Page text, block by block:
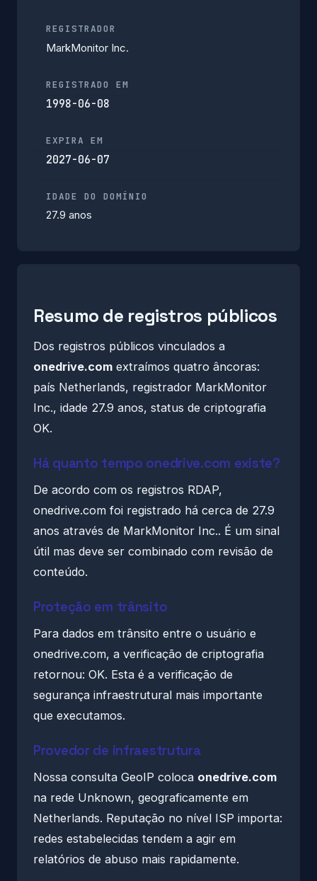
REGISTRADOR
MarkMonitor Inc.
REGISTRADO EM
1998-06-08
EXPIRA EM
2027-06-07
IDADE DO DOMÍNIO
27.9 anos
Resumo de registros públicos
Dos registros públicos vinculados a
onedrive.com extraímos quatro âncoras:
país Netherlands, registrador MarkMonitor
Inc., idade 27.9 anos, status de criptografia
OK.
Há quanto tempo onedrive.com existe?
De acordo com os registros RDAP,
onedrive.com foi registrado há cerca de 27.9
anos através de MarkMonitor Inc.. É um sinal
útil mas deve ser combinado com revisão de
conteúdo.
Proteção em trânsito
Para dados em trânsito entre o usuário e
onedrive.com, a verificação de criptografia
retornou: OK. Esta é a verificação de
segurança infraestrutural mais importante
que executamos.
Provedor de infraestrutura
Nossa consulta GeoIP coloca onedrive.com
na rede Unknown, geograficamente em
Netherlands. Reputação no nível ISP importa:
redes estabelecidas tendem a agir em
relatórios de abuso mais rapidamente.